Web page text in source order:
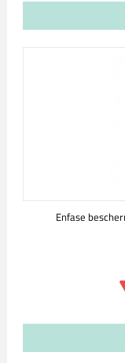
Enfase